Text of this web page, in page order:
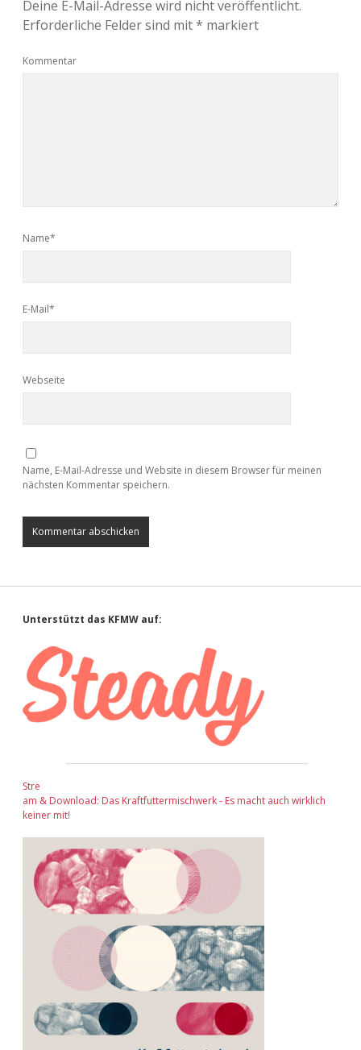
Deine E-Mail-Adresse wird nicht veröffentlicht.
Erforderliche Felder sind mit* markiert
Kommentar
Name*
E-Mail*
Webseite
Name, E-Mail-Adresse und Website in diesem Browser für meinen
nächsten Kommentar speichern.
Sidebar
Unterstützt das KFMW auf:
Stre
am & Download: Das Kraftfuttermischwerk - Es macht auch wirklich
keiner mit!